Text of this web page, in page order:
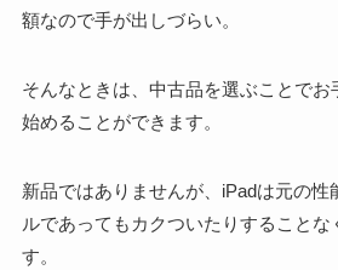
額なので手が出しづらい。
そんなときは、 中古品を選ぶことでお
始めることができます。
新品ではありませんが、iPadは元の性
ルであってもカクついたりすることな
す。